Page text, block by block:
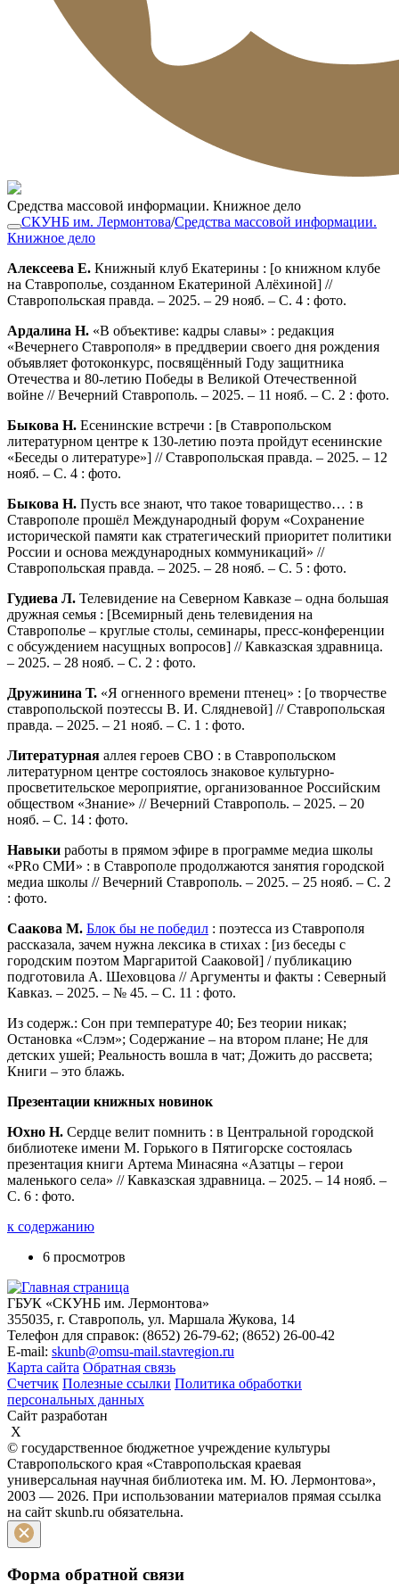
Средства массовой информации. Книжное дело
СКУНБ им. Лермонтова/Средства массовой информации.
Книжное дело
Алексеева Е. Книжный клуб Екатерины : [о книжном клубе
на Ставрополье, созданном Екатериной Алёхиной] //
Ставропольская правда. – 2025. – 29 нояб. – С. 4 : фото.
Ардалина Н. «В объективе: кадры славы» : редакция
«Вечернего Ставрополя» в преддверии своего дня рождения
объявляет фотоконкурс, посвящённый Году защитника
Отечества и 80-летию Победы в Великой Отечественной
войне // Вечерний Ставрополь. – 2025. – 11 нояб. – С. 2 : фото.
Быкова Н. Есенинские встречи : [в Ставропольском
литературном центре к 130-летию поэта пройдут есенинские
«Беседы о литературе»] // Ставропольская правда. – 2025. – 12
нояб. – С. 4 : фото.
Быкова Н. Пусть все знают, что такое товарищество… : в
Ставрополе прошёл Международный форум «Сохранение
исторической памяти как стратегический приоритет политики
России и основа международных коммуникаций» //
Ставропольская правда. – 2025. – 28 нояб. – С. 5 : фото.
Гудиева Л. Телевидение на Северном Кавказе – одна большая
дружная семья : [Всемирный день телевидения на
Ставрополье – круглые столы, семинары, пресс-конференции
с обсуждением насущных вопросов] // Кавказская здравница.
– 2025. – 28 нояб. – С. 2 : фото.
Дружинина Т. «Я огненного времени птенец» : [о творчестве
ставропольской поэтессы В. И. Слядневой] // Ставропольская
правда. – 2025. – 21 нояб. – С. 1 : фото.
Литературная аллея героев СВО : в Ставропольском
литературном центре состоялось знаковое культурно-
просветительское мероприятие, организованное Российским
обществом «Знание» // Вечерний Ставрополь. – 2025. – 20
нояб. – С. 14 : фото.
Навыки работы в прямом эфире в программе медиа школы
«PRo СМИ» : в Ставрополе продолжаются занятия городской
медиа школы // Вечерний Ставрополь. – 2025. – 25 нояб. – С. 2
: фото.
Саакова М. Блок бы не победил : поэтесса из Ставрополя
рассказала, зачем нужна лексика в стихах : [из беседы с
городским поэтом Маргаритой Сааковой] / публикацию
подготовила А. Шеховцова // Аргументы и факты : Северный
Кавказ. – 2025. – № 45. – С. 11 : фото.
Из содерж.: Сон при температуре 40; Без теории никак;
Остановка «Слэм»; Содержание – на втором плане; Не для
детских ушей; Реальность вошла в чат; Дожить до рассвета;
Книги – это блажь.
Презентации книжных новинок
Юхно Н. Сердце велит помнить : в Центральной городской
библиотеке имени М. Горького в Пятигорске состоялась
презентация книги Артема Минасяна «Азатцы – герои
маленького села» // Кавказская здравница. – 2025. – 14 нояб. –
С. 6 : фото.
к содержанию
6 просмотров
ГБУК «СКУНБ им. Лермонтова»
355035, г. Ставрополь, ул. Маршала Жукова, 14
Телефон для справок: (8652) 26-79-62; (8652) 26-00-42
E-mail: skunb@omsu-mail.stavregion.ru
Карта сайта Обратная связь
Счетчик Полезные ссылки Политика обработки
персональных данных
Сайт разработан
X
© государственное бюджетное учреждение культуры
Ставропольского края «Ставропольская краевая
универсальная научная библиотека им. М. Ю. Лермонтова»,
2003 — 2026. При использовании материалов прямая ссылка
на сайт skunb.ru обязательна.
Форма обратной связи